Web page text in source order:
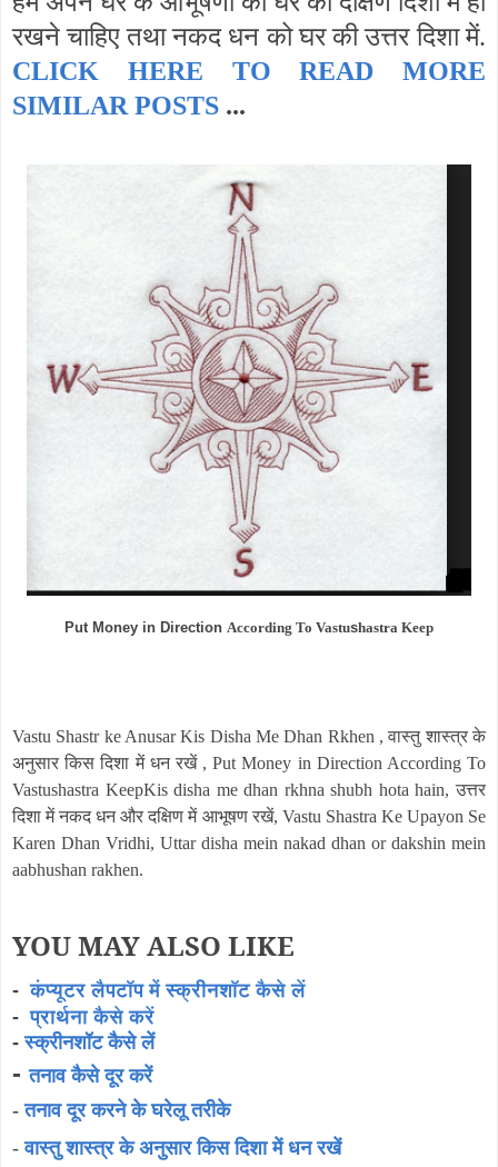
रखने चाहिए तथा नकद धन को घर की उत्तर दिशा में.
CLICK HERE TO READ MORE
SIMILAR POSTS ...
Put Money in Direction According To Vastushastra Keep
Vastu Shastr ke Anusar Kis Disha Me Dhan Rkhen , वास्तु शास्त्र के
अनुसार किस दिशा में धन रखें , Put Money in Direction According To
Vastushastra KeepKis disha me dhan rkhna shubh hota hain, उत्तर
दिशा में नकद धन और दक्षिण में आभूषण रखें, Vastu Shastra Ke Upayon Se
Karen Dhan Vridhi, Uttar disha mein nakad dhan or dakshin mein
aabhushan rakhen.
YOU MAY ALSO LIKE
-कंप्यूटर लैपटॉप में स्क्रीनशॉट कैसे लें
-प्रार्थना कैसे करें
- स्क्रीनशॉट कैसे लें
-तनाव कैसे दूर करें
-तनाव दूर करने के घरेलू तरीके
-वास्तु शास्त्र के अनुसार किस दिशा में धन रखें